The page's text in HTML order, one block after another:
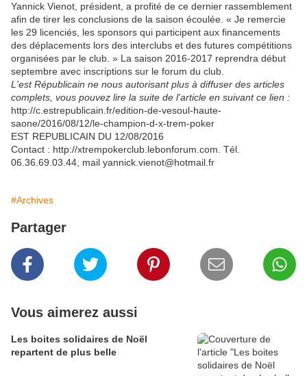
Yannick Vienot, président, a profité de ce dernier rassemblement
afin de tirer les conclusions de la saison écoulée. « Je remercie
les 29 licenciés, les sponsors qui participent aux financements
des déplacements lors des interclubs et des futures compétitions
organisées par le club. » La saison 2016-2017 reprendra début
septembre avec inscriptions sur le forum du club.
L'est Républicain ne nous autorisant plus à diffuser des articles
complets, vous pouvez lire la suite de l'article en suivant ce lien :
http://c.estrepublicain.fr/edition-de-vesoul-haute-
saone/2016/08/12/le-champion-d-x-trem-poker
EST REPUBLICAIN DU 12/08/2016
Contact : http://xtrempokerclub.lebonforum.com. Tél.
06.36.69.03.44, mail yannick.vienot@hotmail.fr
#Archives
Partager
Vous aimerez aussi
Les boites solidaires de Noël
repartent de plus belle